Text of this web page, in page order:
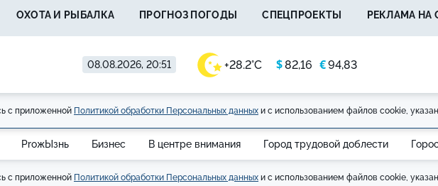
08.08.2026, 20:51 +28.2°C $82,16 €94,83
ОХОТА И РЫБАЛКА ПРОГНОЗ ПОГОДЫ СПЕЦПРОЕКТЫ РЕКЛАМА НА
с приложенной Политикой обработки Персональных данных и с использованием файлов cookie,
ProжЫзнь Бизнес В центре внимания Город трудовой доблести
с приложенной Политикой обработки Персональных данных и с использованием файлов cookie,